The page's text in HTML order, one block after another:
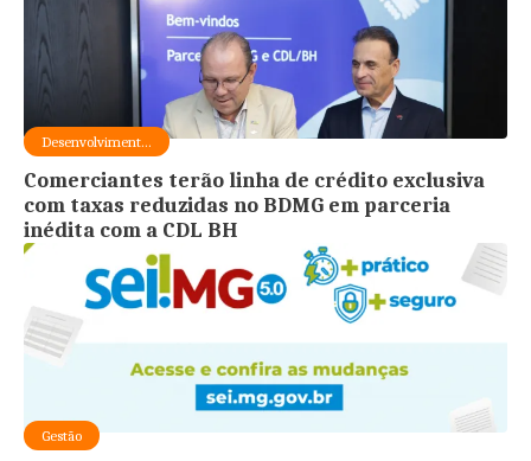
Desenvolviment...
Comerciantes terão linha de crédito exclusiva
com taxas reduzidas no BDMG em parceria
inédita com a CDL BH
Gestão